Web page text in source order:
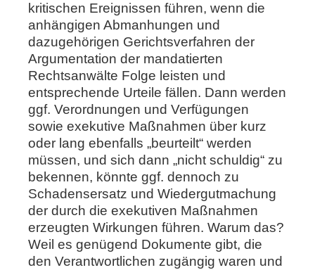
kritischen Ereignissen führen, wenn die
anhängigen Abmanhungen und
dazugehörigen Gerichtsverfahren der
Argumentation der mandatierten
Rechtsanwälte Folge leisten und
entsprechende Urteile fällen. Dann werden
ggf. Verordnungen und Verfügungen
sowie exekutive Maßnahmen über kurz
oder lang ebenfalls „beurteilt“ werden
müssen, und sich dann „nicht schuldig“ zu
bekennen, könnte ggf. dennoch zu
Schadensersatz und Wiedergutmachung
der durch die exekutiven Maßnahmen
erzeugten Wirkungen führen. Warum das?
Weil es genügend Dokumente gibt, die
den Verantwortlichen zugängig waren und